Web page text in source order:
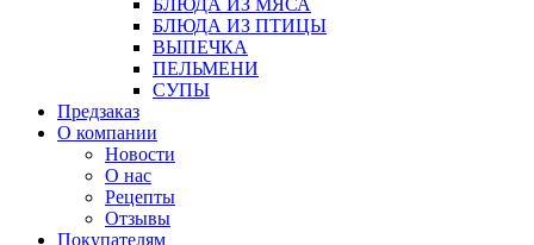
БЛЮДА ИЗ МЯСА
БЛЮДА ИЗ ПТИЦЫ
ВЫПЕЧКА
ПЕЛЬМЕНИ
СУПЫ
Предзаказ
О компании
Новости
О нас
Рецепты
Отзывы
Покупателям